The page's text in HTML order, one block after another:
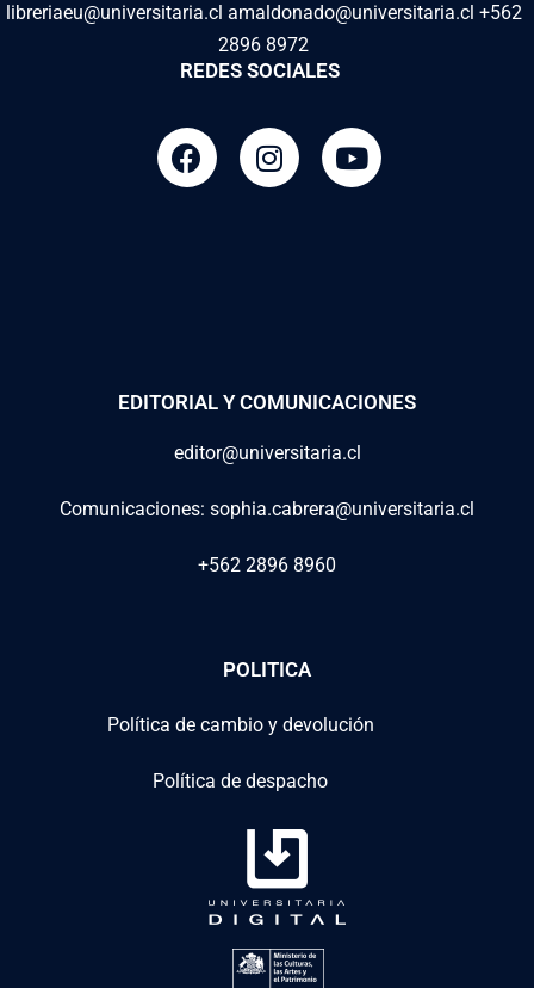
libreriaeu@universitaria.cl amaldonado@universitaria.cl +562
2896 8972
REDES SOCIALES
EDITORIAL Y COMUNICACIONES
editor@universitaria.cl
Comunicaciones: sophia.cabrera@universitaria.cl
+562 2896 8960
POLITICA
Política de cambio y devolución
Política de despacho